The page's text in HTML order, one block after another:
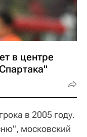
в центре
в 2005 году.
московский